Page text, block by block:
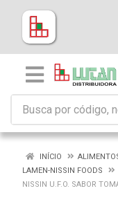
INÍCIO
LAMEN-NISSIN FOODS
NISSIN U.F.O. SABOR